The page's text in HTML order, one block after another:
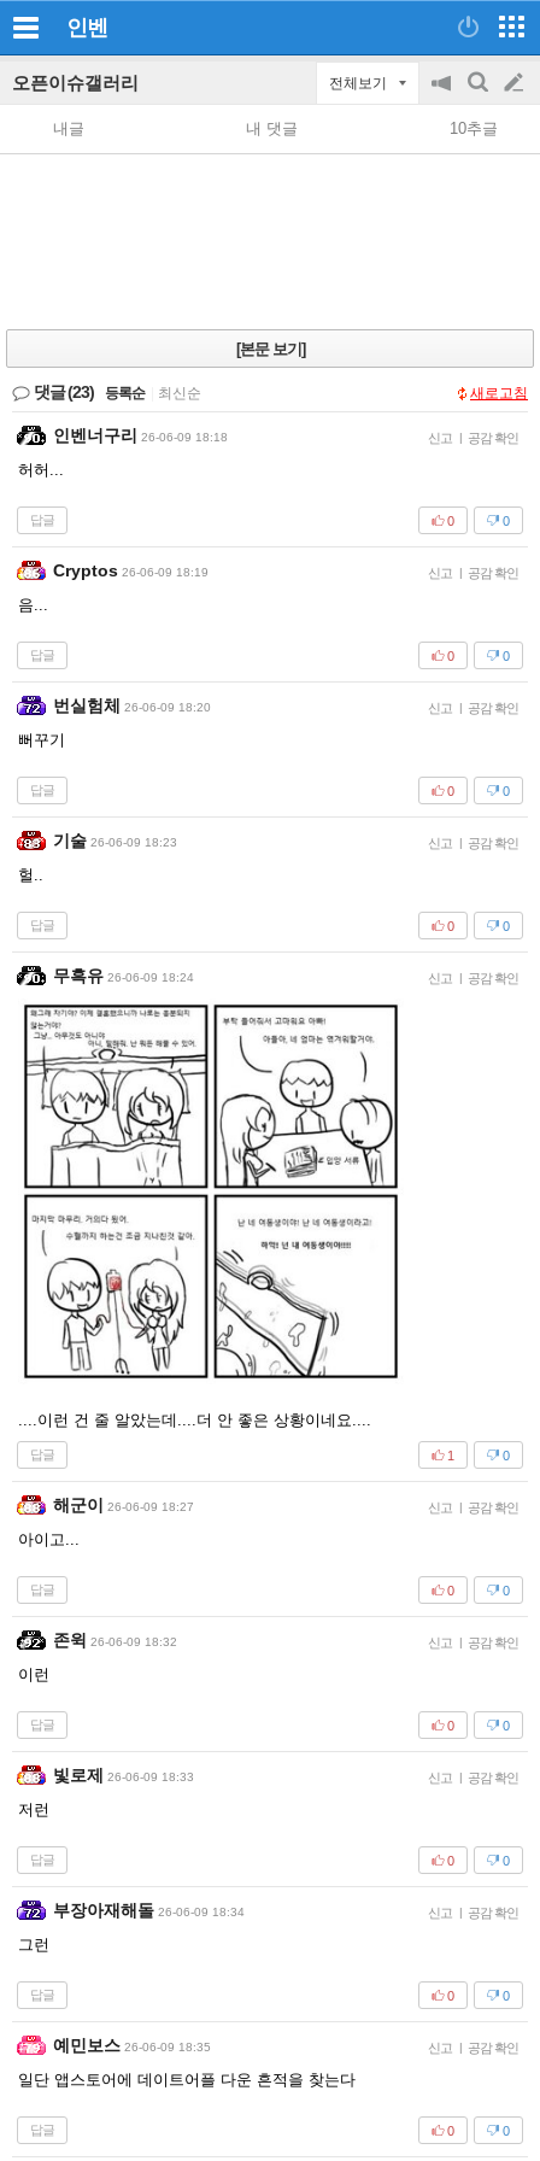
인벤
오픈이슈갤러리 전체보기
공
지
on/off
검
색
글
쓰
내글 내 댓글 10추글
[본문 보기]
댓글(23) 등록순 최신순 새로고침
인벤너구리 26-06-09 18:18 신고 | 공감 확인
허허...
답글 0
0
Cryptos 26-06-09 18:19 신고 | 공감 확인
음...
답글 0
0
번실험체 26-06-09 18:20 신고 | 공감 확인
뻐꾸기
답글 0
0
기술 26-06-09 18:23 신고 | 공감 확인
헐..
답글 0
0
무흑유 26-06-09 18:24 신고 | 공감 확인
....이런 건 줄 알았는데....더 안 좋은 상황이네요....
답글 0
1
해군이 26-06-09 18:27 신고 | 공감 확인
아이고...
답글 0
0
존윅 26-06-09 18:32 신고 | 공감 확인
이런
답글 0
0
빛로제 26-06-09 18:33 신고 | 공감 확인
저런
답글 0
0
부장아재해돌 26-06-09 18:34 신고 | 공감 확인
그런
답글 0
0
예민보스 26-06-09 18:35 신고 | 공감 확인
일단 앱스토어에 데이트어플 다운 흔적을 찾는다
답글 0
0